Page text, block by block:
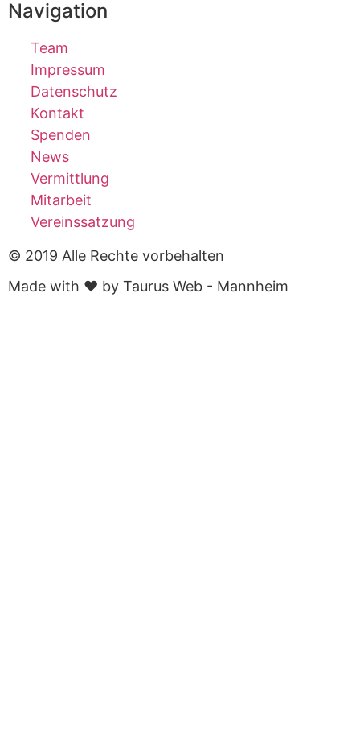
Navigation
Team
Impressum
Datenschutz
Kontakt
Spenden
News
Vermittlung
Mitarbeit
Vereinssatzung
© 2019 Alle Rechte vorbehalten
Made with ❤ by Taurus Web - Mannheim